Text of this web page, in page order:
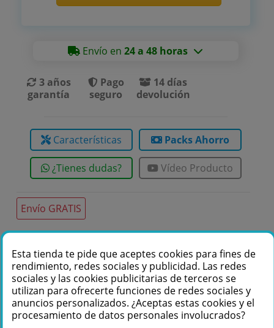
Envío GRATIS
Te podemos ayudar
+34 976 36 61 60
Envío en24 a 48 horas
3 años
garantía
Pago
seguro
14 días
devolución
Características Packs Ahorro
¿Tienes dudas? Vídeo Producto
Esta tienda te pide que aceptes cookies para fines de
rendimiento, redes sociales y publicidad. Las redes
sociales y las cookies publicitarias de terceros se
utilizan para ofrecerte funciones de redes sociales y
anuncios personalizados. ¿Aceptas estas cookies y el
procesamiento de datos personales involucrados?